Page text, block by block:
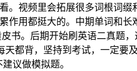
。视频里会拓展很多词根词
作用都挺大的。中期单词和
书。后期开始刷英语二真题
都背，坚持到考试，一定
议做模拟题。